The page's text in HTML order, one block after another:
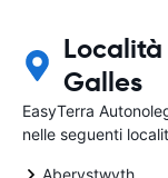
Galles
EasyTerra
nelle seguenti
Aberystwyth